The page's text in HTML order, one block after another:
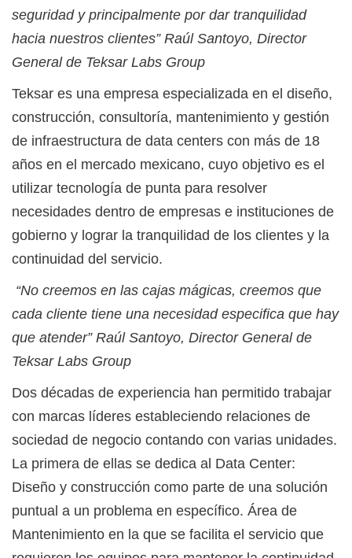
seguridad y principalmente por dar tranquilidad
hacia nuestros clientes” Raúl Santoyo, Director
General de Teksar Labs Group
Teksar es una empresa especializada en el diseño,
construcción, consultoría, mantenimiento y gestión
de infraestructura de data centers con más de 18
años en el mercado mexicano, cuyo objetivo es el
utilizar tecnología de punta para resolver
necesidades dentro de empresas e instituciones de
gobierno y lograr la tranquilidad de los clientes y la
continuidad del servicio.
“No creemos en las cajas mágicas, creemos que
cada cliente tiene una necesidad especifica que hay
que atender” Raúl Santoyo, Director General de
Teksar Labs Group
Dos décadas de experiencia han permitido trabajar
con marcas líderes estableciendo relaciones de
sociedad de negocio contando con varias unidades.
La primera de ellas se dedica al Data Center:
Diseño y construcción como parte de una solución
puntual a un problema en específico. Área de
Mantenimiento en la que se facilita el servicio que